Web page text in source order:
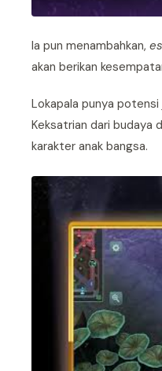
Ia pun menambahkan,
akan berikan
Lokapala punya
Keksatrian dari budaya
karakter anak bangsa.